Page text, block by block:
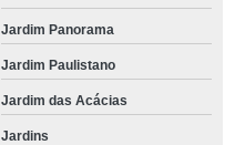
Jardim Panorama
Jardim Paulistano
Jardim das Acácias
Jardins